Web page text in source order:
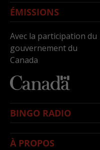
ÉMISSIONS
Avec la participation du
gouvernement du
Canada
BINGO RADIO
À PROPOS